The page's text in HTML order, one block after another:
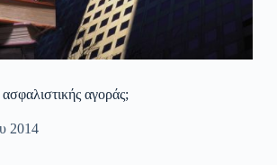
αγοράς;
2014